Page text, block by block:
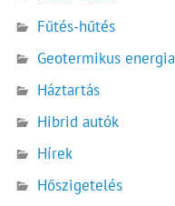
Fűtés-hűtés
Geotermikus energia
Háztartás
Hibrid autók
Hírek
Hőszigetelés